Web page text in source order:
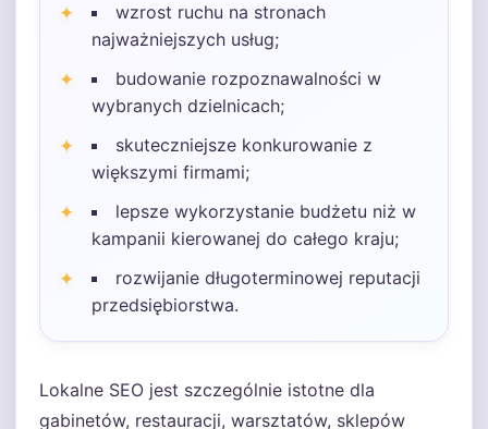
wzrost ruchu na stronach
najważniejszych usług;
budowanie rozpoznawalności w
wybranych dzielnicach;
skuteczniejsze konkurowanie z
większymi firmami;
lepsze wykorzystanie budżetu niż w
kampanii kierowanej do całego kraju;
rozwijanie długoterminowej reputacji
przedsiębiorstwa.
Lokalne SEO jest szczególnie istotne dla
gabinetów, restauracji, warsztatów, sklepów